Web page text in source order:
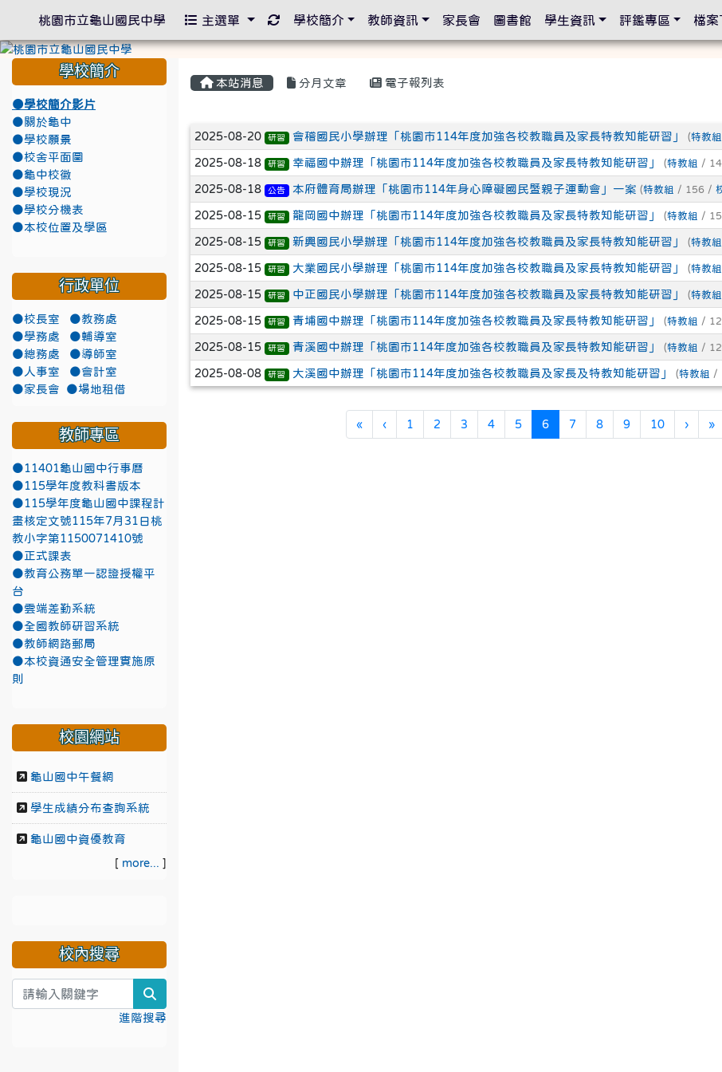
本站消息 分月文章 電子報列表
文章列表
2025-08-20 研習 會稽國民小學辦理「桃園市114年度加強各校教職員及家長特教知能研習」 (特教組
2025-08-18 研習 幸福國中辦理「桃園市114年度加強各校教職員及家長特教知能研習」 (特教組 /
2025-08-18 公告 本府體育局辦理「桃園市114年身心障礙國民暨親子運動會」一案 (特教組 / 156 /
2025-08-15 研習 龍岡國中辦理「桃園市114年度加強各校教職員及家長特教知能研習」 (特教組 /
2025-08-15 研習 新興國民小學辦理「桃園市114年度加強各校教職員及家長特教知能研習」 (特教組
2025-08-15 研習 大業國民小學辦理「桃園市114年度加強各校教職員及家長特教知能研習」 (特教組
2025-08-15 研習 中正國民小學辦理「桃園市114年度加強各校教職員及家長特教知能研習」 (特教組
2025-08-15 研習 青埔國中辦理「桃園市114年度加強各校教職員及家長特教知能研習」 (特教組 /
2025-08-15 研習 青溪國中辦理「桃園市114年度加強各校教職員及家長特教知能研習」 (特教組 /
2025-08-08 研習 大溪國中辦理「桃園市114年度加強各校教職員及家長及特教知能研習」 (特教組 /
«第一頁
‹上一頁
1 2 3 4 5 6(目前頁次)
7 8 9 10 ›下一頁
»
學校簡介
●學校簡介影片
●關於龜中
●學校願景
●校舍平面圖
●龜中校徽
●學校現況
●學校分機表
●本校位置及學區
行政單位
●校長室
●教務處
●學務處
●輔導室
●總務處
●導師室
●人事室
●會計室
●家長會
●場地租借
教師專區
●11401龜山國中行事曆
●115學年度教科書版本
●115學年度龜山國中課程計
畫核定文號115年7月31日桃
教小字第1150071410號
●正式課表
●教育公務單一認證授權平
台
●雲端差勤系統
●全國教師研習系統
●教師網路郵局
●本校資通安全管理實施原
則
校園網站
龜山國中午餐網
學生成績分布查詢系統
龜山國中資優教育
[ more... ]
校內搜尋
進階搜尋
桃園市立龜山國民中學 主選單 重新取得佈景設定
學校簡介 教師資訊 家長會 圖書館 學生資訊 評鑑專區 檔案